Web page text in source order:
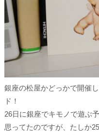
銀座の松屋かどっかで開催
ド！
26日に銀座でキモノで遊ぶ
思ってたのですが、たしか